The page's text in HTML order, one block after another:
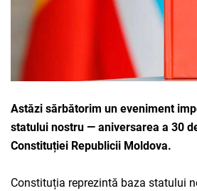
Astăzi sărbătorim un eveniment
statului nostru — aniversarea a 30
Constituției Republicii Moldova.
Constituția reprezintă baza statului